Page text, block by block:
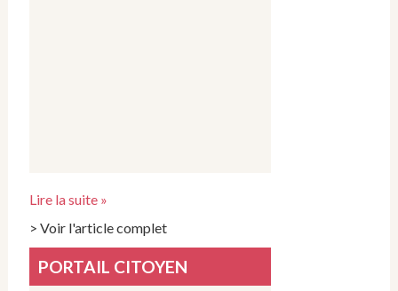
Lire la suite »
> Voir l'article complet
PORTAIL CITOYEN